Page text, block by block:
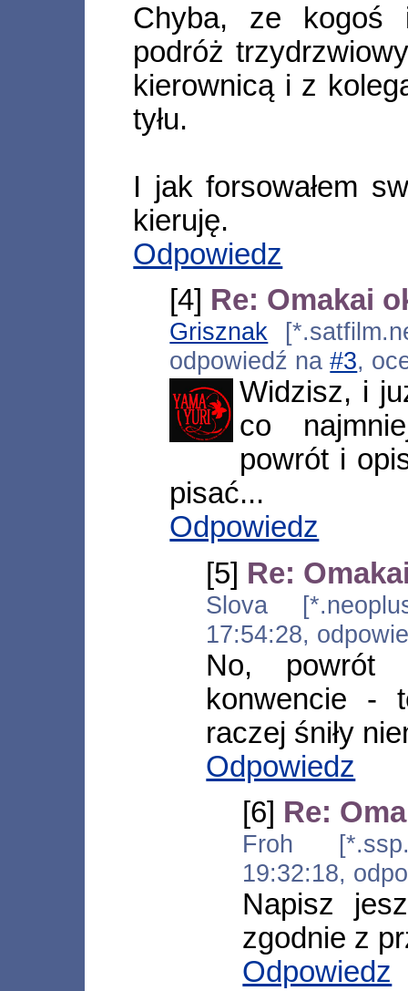
Chyba, ze kogoś
podróż
kierownicą i z
tyłu.
I jak forsowałem
kieruję.
Odpowiedz
[4] Re: Omakai
Grisznak
odpowiedź na#3,
Widzisz, i
co
powrót i
pisać...
Odpowiedz
[5] Re:
Slova
17:54:28,
No, powrót
konwencie -
raczej śniły
Odpowiedz
[6] Re:
Froh
19:32:18,
Napisz
zgodnie z
Odpowiedz